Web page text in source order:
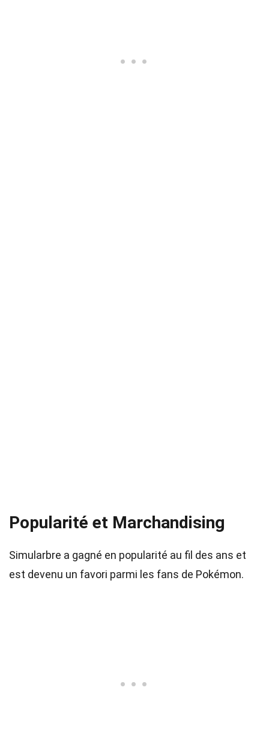
Popularité et Marchandising
Simularbre a gagné en popularité au fil des ans et
est devenu un favori parmi les fans de Pokémon.